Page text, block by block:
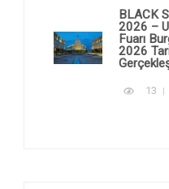
BLACK
2026 –
Fuarı
2026
13